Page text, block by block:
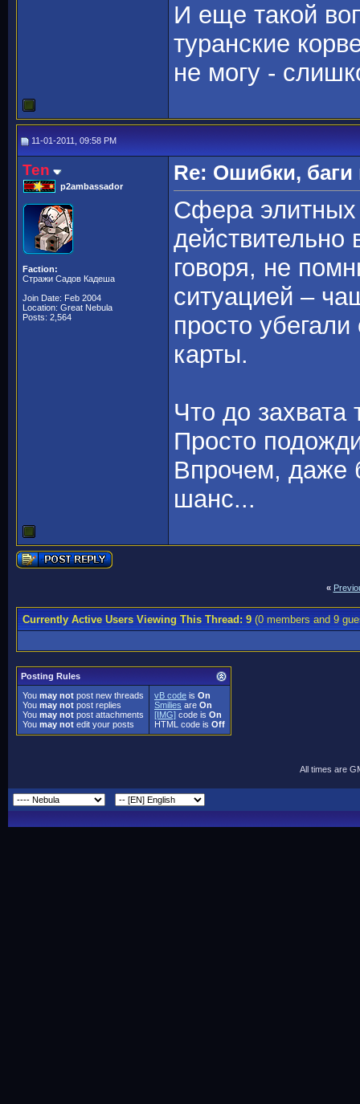
И еще такой
туранские
не могу -
11-01-2011, 09:58 PM
Ten
p2ambassador
Faction:
Стражи Садов Кадеша
Join Date: Feb 2004
Location: Great Nebula
Posts: 2,564
Re: Ошибки,
Сфера элитных
действительно
говоря, не
ситуацией –
просто
карты.
Что до захвата
Просто
Впрочем, даже
шанс...
«
Currently Active Users Viewing This Thread: 9(0 members and 9
Posting Rules
You may not post new threads
You may not post replies
You may not post attachments
You may not edit your posts
vB code is On
Smilies are On
[IMG] code is On
HTML code is Off
All times are